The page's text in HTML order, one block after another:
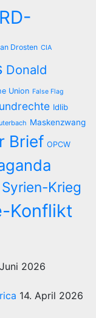
Drosten CIA
Donald
Union False Flag
Idlib
Maskenzwang
Brief OPCW
Syrien-Krieg
Konflikt
2026
14. April 2026